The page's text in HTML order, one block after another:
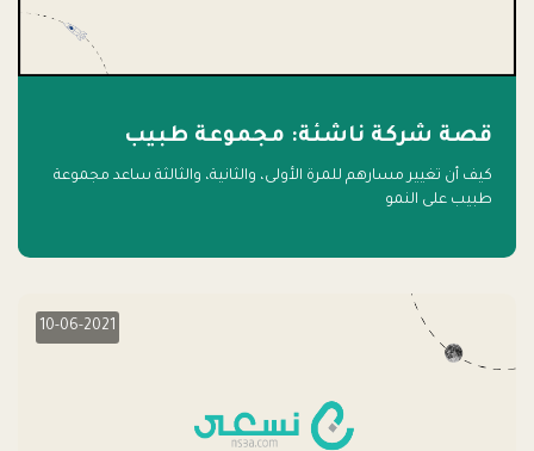
قصة شركة ناشئة: مجموعة طبيب
كيف أن تغيير مسارهم للمرة الأولى، والثانية، والثالثة ساعد مجموعة
طبيب على النمو
10-06-2021